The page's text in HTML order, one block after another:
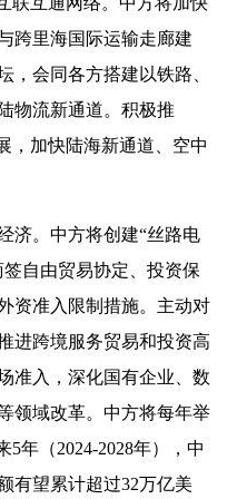
跨里海国际运输走廊建
，会同各方搭建以铁路、
物流新通道。积极推
，加快陆海新通道、空中
。中方将创建“丝路电
自由贸易协定、投资保
资准入限制措施。主动对
进跨境服务贸易和投资高
准入，深化国有企业、数
领域改革。中方将每年举
5年（2024-2028年），中
有望累计超过32万亿美